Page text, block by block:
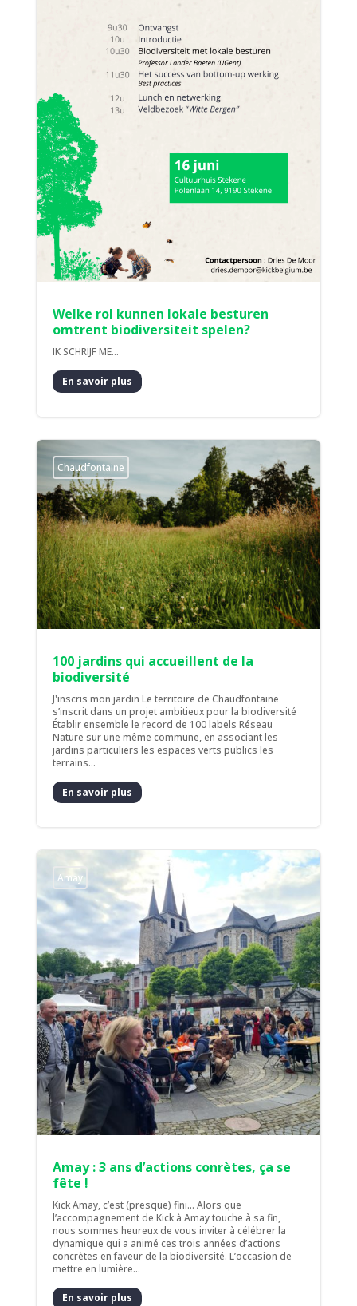
Welke rol kunnen lokale besturen
omtrent biodiversiteit spelen?
IK SCHRIJF ME...
En savoir plus
Chaudfontaine
100 jardins qui accueillent de la
biodiversité
J'inscris mon jardin Le territoire de Chaudfontaine
s’inscrit dans un projet ambitieux pour la biodiversité
Établir ensemble le record de 100 labels Réseau
Nature sur une même commune, en associant les
jardins particuliers les espaces verts publics les
terrains...
En savoir plus
Amay
Amay : 3 ans d’actions conrètes, ça se
fête !
Kick Amay, c’est (presque) fini... Alors que
l’accompagnement de Kick à Amay touche à sa fin,
nous sommes heureux de vous inviter à célébrer la
dynamique qui a animé ces trois années d’actions
concrètes en faveur de la biodiversité. L’occasion de
mettre en lumière...
En savoir plus